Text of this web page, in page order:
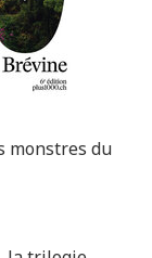
monstres du